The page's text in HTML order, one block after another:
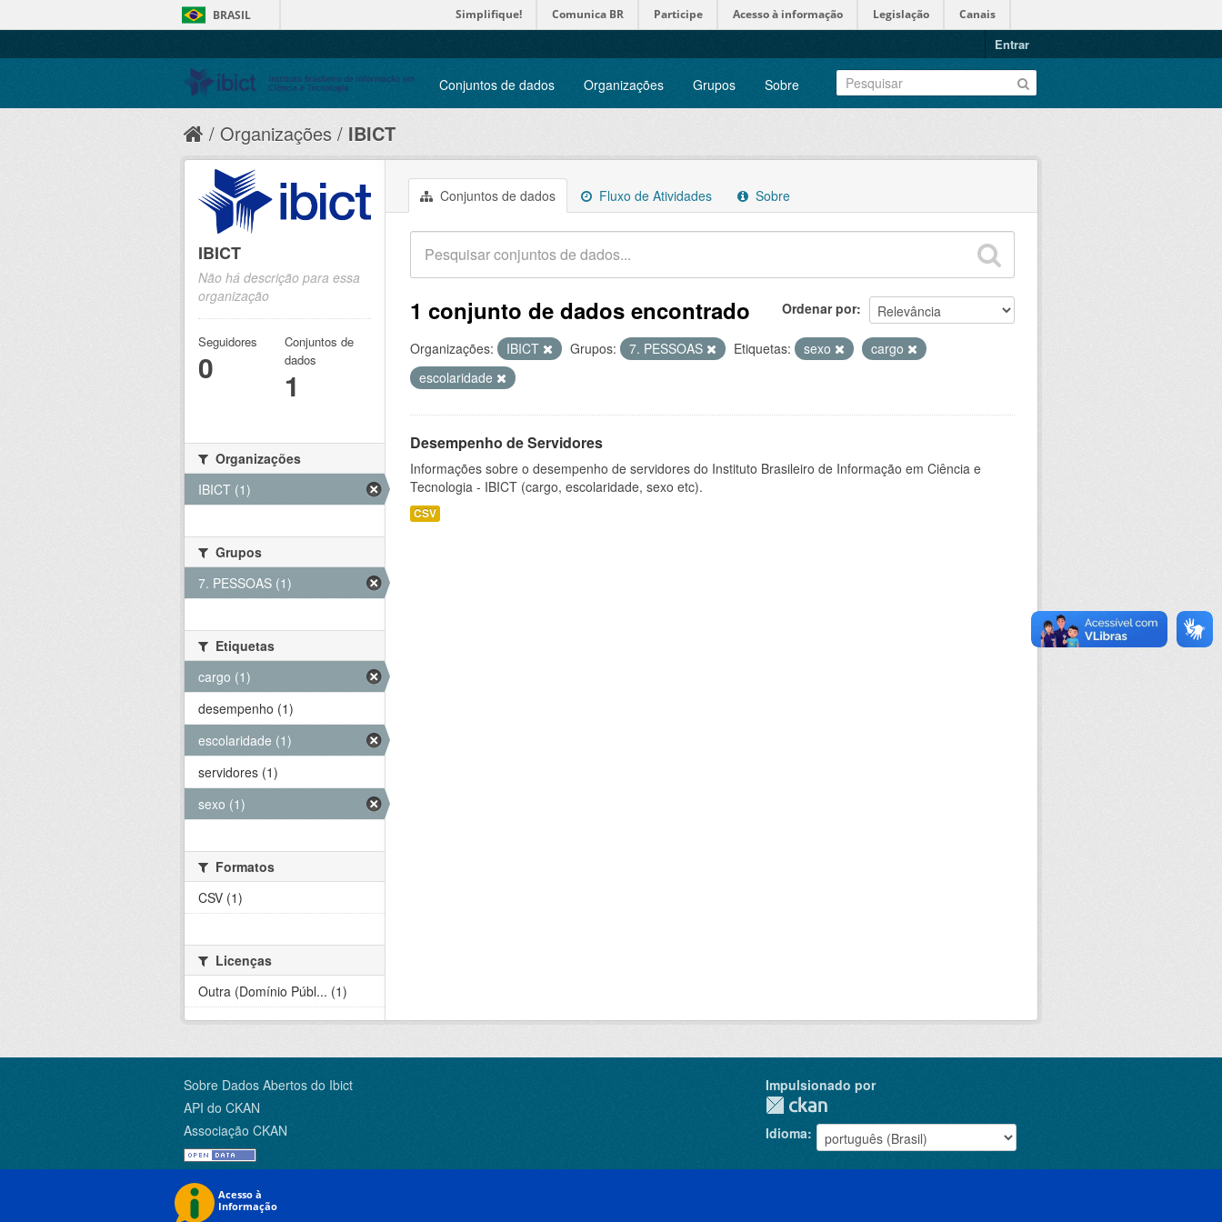
BRASIL Simplifique! Comunica BR Participe Acesso à informação Legislação Canais
Entrar
Conjuntos de dados Organizações Grupos Sobre
Organizações IBICT
Conjuntos de dados Fluxo de Atividades Sobre
Ordenar por
1 conjunto de dados encontrado
Organizações: IBICT Grupos: 7. PESSOAS Etiquetas: sexo
cargo
escolaridade
Desempenho de Servidores
Informações sobre o desempenho de servidores do Instituto Brasileiro de Informação em Ciência e
Tecnologia - IBICT (cargo, escolaridade, sexo etc).
CSV
IBICT
Não há descrição para essa
organização
Seguidores
0
Conjuntos de
dados
1
Organizações
IBICT (1)
Grupos
7. PESSOAS (1)
Etiquetas
cargo (1)
desempenho (1)
escolaridade (1)
servidores (1)
sexo (1)
Formatos
CSV (1)
Licenças
Outra (Domínio Públ... (1)
Sobre Dados Abertos do Ibict
API do CKAN
Associação CKAN
Impulsionado por
Idioma